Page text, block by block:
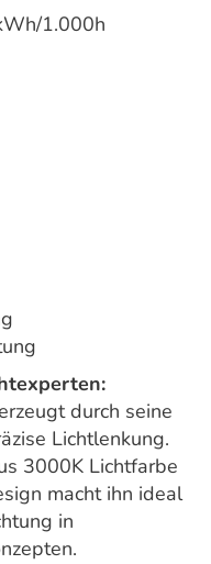
1.000h
durch seine
Lichtlenkung.
3000K Lichtfarbe
macht ihn ideal
in